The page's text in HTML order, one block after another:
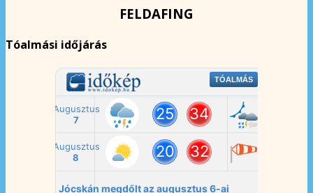
FELDAFING
Tóalmási időjárás